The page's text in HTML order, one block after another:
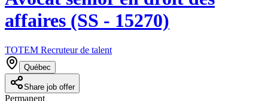
affaires (SS - 15270)
TOTEM Recruteur de talent
Québec
Share job offer
Permanent